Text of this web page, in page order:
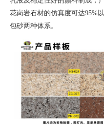
花岗岩石材的仿真度可达95%
包砂两种体系。